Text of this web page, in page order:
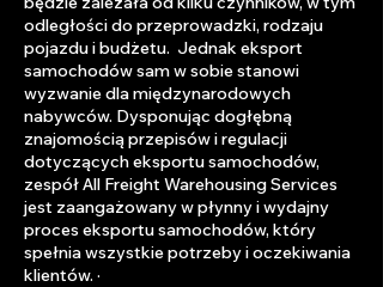
odległości do przeprowadzki, rodzaju
pojazdu i budżetu. Jednak eksport
samochodów sam w sobie stanowi
wyzwanie dla międzynarodowych
nabywców. Dysponując dogłębną
znajomością przepisów i regulacji
dotyczących eksportu samochodów,
zespół All Freight Warehousing Services
jest zaangażowany w płynny i wydajny
proces eksportu samochodów, który
spełnia wszystkie potrzeby i oczekiwania
klientów. ·